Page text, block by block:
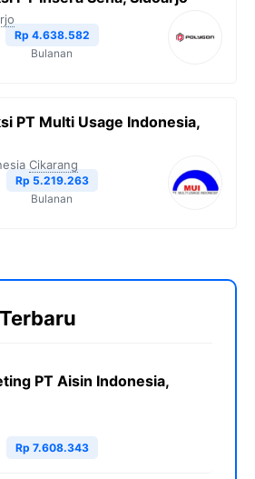
Rp 4.638.582
Bulanan
PT Multi Usage Indonesia,
Cikarang
Rp 5.219.263
Bulanan
PT Aisin Indonesia,
Rp 7.608.343